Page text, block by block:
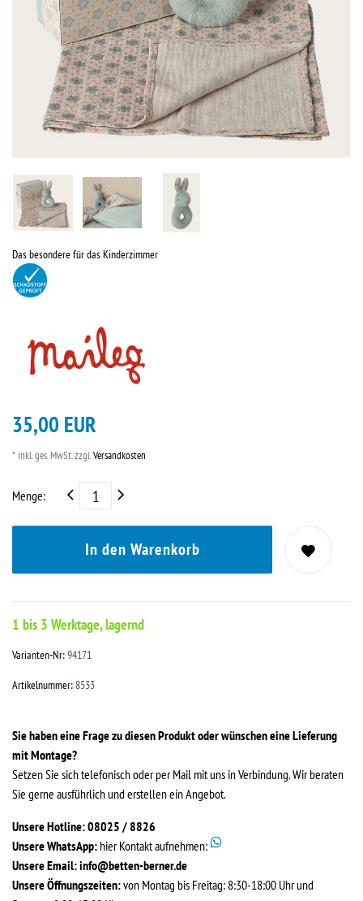
Das besondere für das Kinderzimmer
35,00 EUR
* inkl. ges. MwSt. zzgl.Versandkosten
Menge:
In den Warenkorb
1 bis 3 Werktage, lagernd
Varianten-Nr:94171
Artikelnummer:8533
Sie haben eine Frage zu diesen Produkt oder wünschen eine Lieferung
mit Montage?
Setzen Sie sich telefonisch oder per Mail mit uns in Verbindung. Wir beraten
Sie gerne ausführlich und erstellen ein Angebot.
Unsere Hotline: 08025 / 8826
Unsere WhatsApp: hier Kontakt aufnehmen:
Unsere Email:info@betten-berner.de
Unsere Öffnungszeiten:von Montag bis Freitag: 8:30-18:00 Uhr und